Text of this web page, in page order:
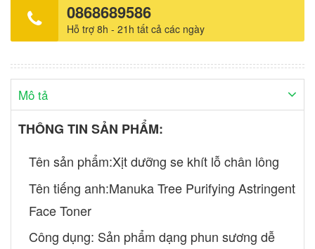
0868689586
Hỗ trợ 8h - 21h tất cả các ngày
Mô tả
THÔNG TIN SẢN PHẨM:
Tên sản phẩm:Xịt dưỡng se khít lỗ chân lông
Tên tiếng anh:Manuka Tree Purifying Astringent
Face Toner
Công dụng: Sản phẩm dạng phun sương dễ